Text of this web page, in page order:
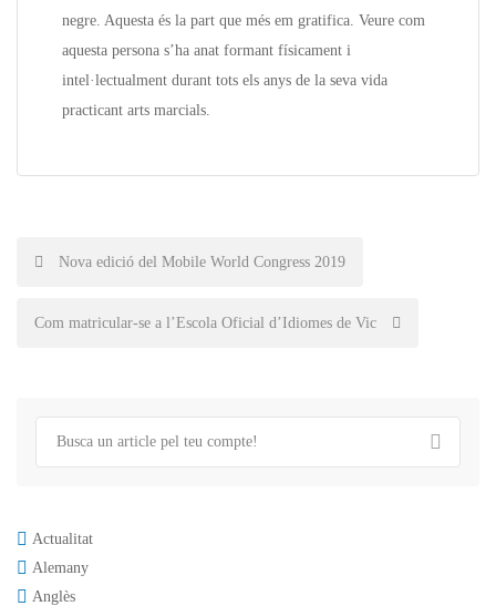
negre. Aquesta és la part que més em gratifica. Veure com
aquesta persona s’ha anat formant físicament i
intel·lectualment durant tots els anys de la seva vida
practicant arts marcials.
Post
navigation
Nova edició del Mobile World Congress 2019
Com matricular-se a l’Escola Oficial d’Idiomes de Vic
Actualitat
Alemany
Anglès